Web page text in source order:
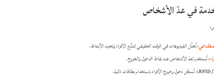
في عدّ الأشخاص
:تُحلِّل الفيديوهات في الوقت الحقيقي لتتبُّع الأفراد وتحديد الأنماط.​
:تُستخدم لعدّ الأشخاص عند نقاط الدخول والخروج.​
تُسجِّل دخول وخروج الأفراد باستخدام بطاقات ذكية.​